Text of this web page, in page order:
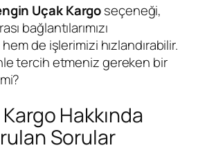
Uçak Kargoseçeneği,
bağlantılarımızı
de işlerimizi hızlandırabilir.
tercih etmeniz gereken bir
Hakkında
Sorular